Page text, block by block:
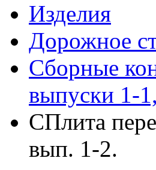
Изделия
Дорожное
Сборные
выпуски 1-
СПлита
вып. 1-2.